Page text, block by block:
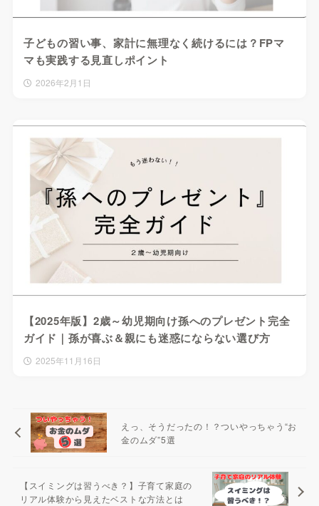
子どもの習い事、家計に無理なく続けるには？FPマ
マも実践する見直しポイント
2026年2月1日
【2025年版】2歳～幼児期向け孫へのプレゼント完全
ガイド｜孫が喜ぶ＆親にも迷惑にならない選び方
2025年11月16日
えっ、そうだったの！？ついやっちゃう“お
金のムダ”5選
【スイミングは習うべき？】子育て家庭の
リアル体験から見えたベストな方法とは